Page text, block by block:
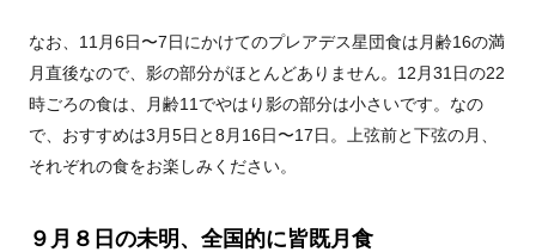
なお、 11 月6日〜7日にかけてのプレアデス星団食は月齢16の満
月直後なので、影の部分がほとんどありません。 12 月31 日の22
時ごろの食は、月齢11 でやはり影の部分は小さいです。なの
で、おすすめは3 月5日と8 月 16日〜17日。上弦前と下弦の月、
それぞれの食をお楽しみください。
９月８日の未明 、全国的に皆既月食